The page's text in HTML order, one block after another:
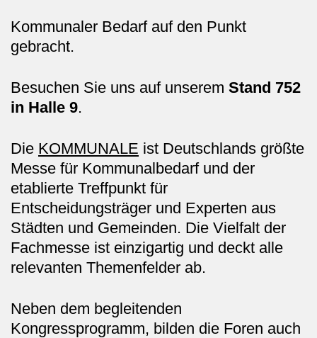
Jubiläum | 25 Jahre
Leistungen
Fördermittel
VgV-Verfahren
Vergabe-Support
Parkraummanagement
Raumprogramm
Kommunaler Bedarf auf den Punkt
gebracht.
Besuchen Sie uns auf unserem Stand 752
in Halle 9.
Die KOMMUNALE ist Deutschlands größte
Messe für Kommunalbedarf und der
etablierte Treffpunkt für
Entscheidungsträger und Experten aus
Städten und Gemeinden. Die Vielfalt der
Fachmesse ist einzigartig und deckt alle
relevanten Themenfelder ab.
Neben dem begleitenden
Kongressprogramm, bilden die Foren auch